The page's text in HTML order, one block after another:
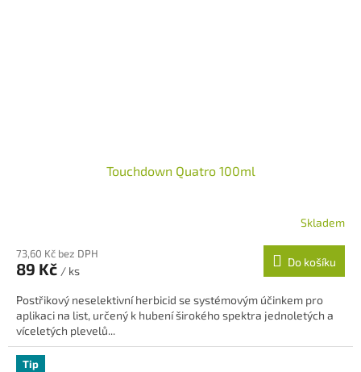
Touchdown Quatro 100ml
Skladem
73,60 Kč bez DPH
89 Kč / ks
Do košíku
Postřikový neselektivní herbicid se systémovým účinkem pro
aplikaci na list, určený k hubení širokého spektra jednoletých a
víceletých plevelů...
Tip